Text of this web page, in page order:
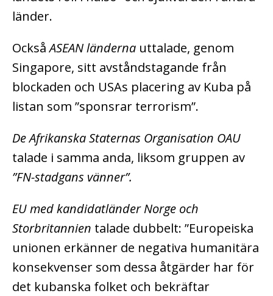
länder.
OcksåASEAN länderna uttalade, genom
Singapore, sitt avståndstagande från
blockaden och USAs placering av Kuba på
listan som ”sponsrar terrorism”.
De Afrikanska Staternas Organisation OAU
talade i samma anda, liksom gruppen av
”FN-stadgans vänner”.
EU med kandidatländer Norge och
Storbritannien talade dubbelt: ”Europeiska
unionen erkänner de negativa humanitära
konsekvenser som dessa åtgärder har för
det kubanska folket och bekräftar